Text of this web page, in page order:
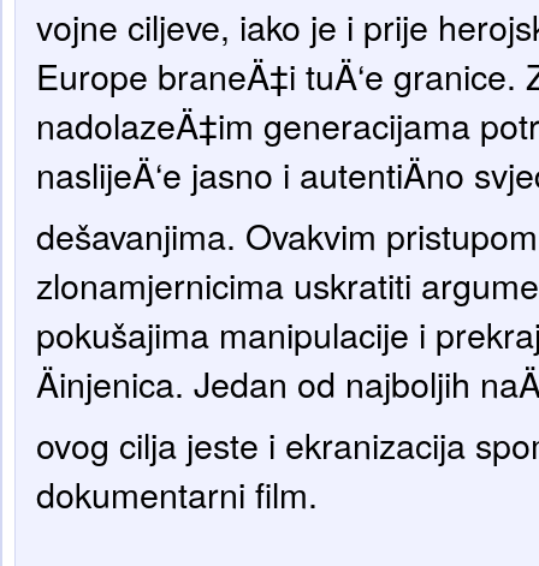
vojne ciljeve, iako je i prije
Europe braneÄ‡i tuÄ‘e granice.
nadolazeÄ‡im generacijama
naslijeÄ‘e jasno i autentiÄno
dešavanjima. Ovakvim
zlonamjernicima uskratiti
pokušajima manipulacije i
Äinjenica. Jedan od najboljih
ovog cilja jeste i ekranizacija
dokumentarni film.